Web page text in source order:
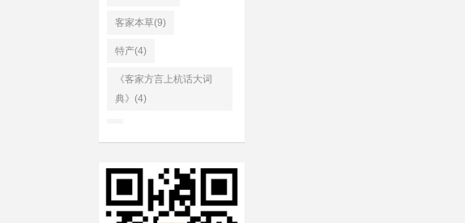
客家本草(9)
特产(4)
《客家方言上杭话大词
典》(4)